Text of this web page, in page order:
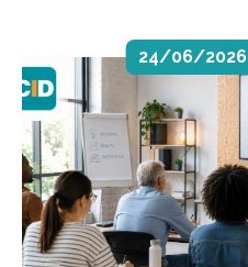
24/06/2026